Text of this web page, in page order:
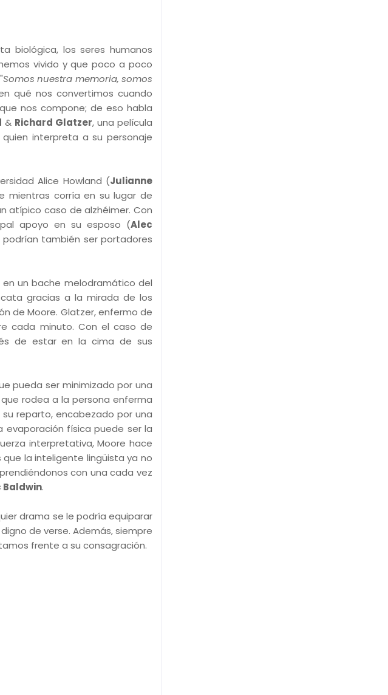
biológica, los seres humanos
vivido y que poco a poco
Somos nuestra memoria, somos
qué nos convertimos cuando
nos compone; de eso habla
& Richard Glatzer, una película
interpreta a su personaje
Alice Howland (Julianne
mientras corría en su lugar de
atípico caso de alzhéimer. Con
apoyo en su esposo (Alec
podrían también ser portadores
un bache melodramático del
gracias a la mirada de los
de Moore. Glatzer, enfermo de
cada minuto. Con el caso de
de estar en la cima de sus
pueda ser minimizado por una
rodea a la persona enferma
reparto, encabezado por una
evaporación física puede ser la
interpretativa, Moore hace
la inteligente lingüista ya no
con una cada vez
Baldwin.
drama se le podría equiparar
de verse. Además, siempre
frente a su consagración.